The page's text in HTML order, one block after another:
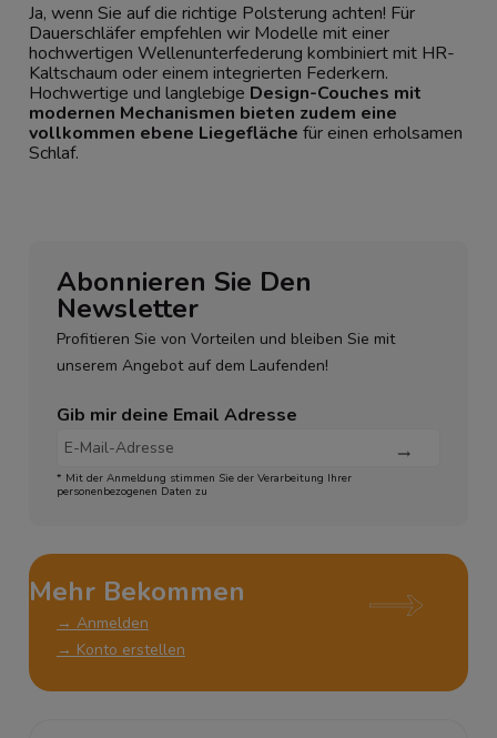
Ja, wenn Sie auf die richtige Polsterung achten! Für
Dauerschläfer empfehlen wir Modelle mit einer
hochwertigen Wellenunterfederung kombiniert mit HR-
Kaltschaum oder einem integrierten Federkern.
Hochwertige und langlebige Design-Couches mit
modernen Mechanismen bieten zudem eine
vollkommen ebene Liegefläche für einen erholsamen
Schlaf.
Abonnieren Sie Den
Newsletter
Profitieren Sie von Vorteilen und bleiben Sie mit
unserem Angebot auf dem Laufenden!
Gib mir deine Email Adresse
* Mit der Anmeldung stimmen Sie der Verarbeitung Ihrer
personenbezogenen Daten zu
Mehr Bekommen
→ Anmelden
→ Konto erstellen